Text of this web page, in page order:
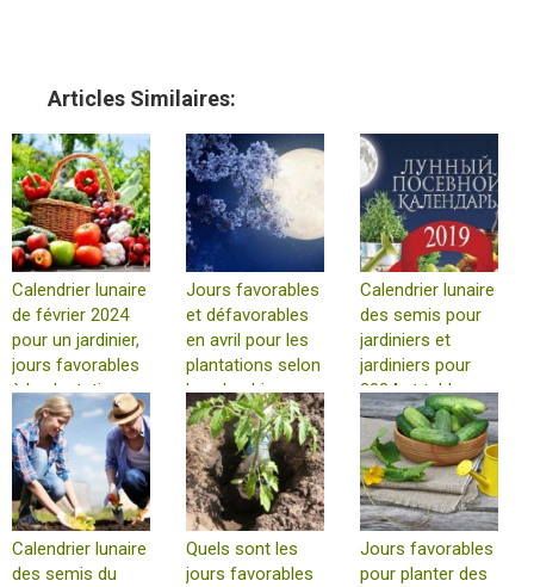
Articles Similaires:
Calendrier lunaire
de février 2024
pour un jardinier,
jours favorables
à la plantation
Jours favorables
et défavorables
en avril pour les
plantations selon
le calendrier
lunaire 2024
Calendrier lunaire
des semis pour
jardiniers et
jardiniers pour
2024 et tableau
de plantation
Calendrier lunaire
des semis du
Quels sont les
jours favorables
Jours favorables
pour planter des